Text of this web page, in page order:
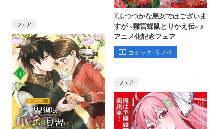
フェア
『ふつつかな悪女ではございま
すが ~雛宮蝶鼠とりかえ伝~ 』
アニメ化記念フェア
コミック・ラノベ
フェア